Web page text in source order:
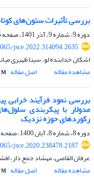
بررسی تأثیرات ستون‌های
دوره 9، شماره 9، آذر 1401، صفحه
jsce.2022.314094.2635
اشکان خدابنده لو، سینا ظهیری
مشاهده مقاله
اصل مقاله
بررسی نمود فرآیند خرابی
مدولار با پیکربندی
رکوردهای حوزه نزدیک
دوره 8، شماره 8، آبان 1400، صفحه
jsce.2020.238478.2187
عرفان القاصی، مهشاد جمع دار،
مشاهده مقاله
اصل مقاله